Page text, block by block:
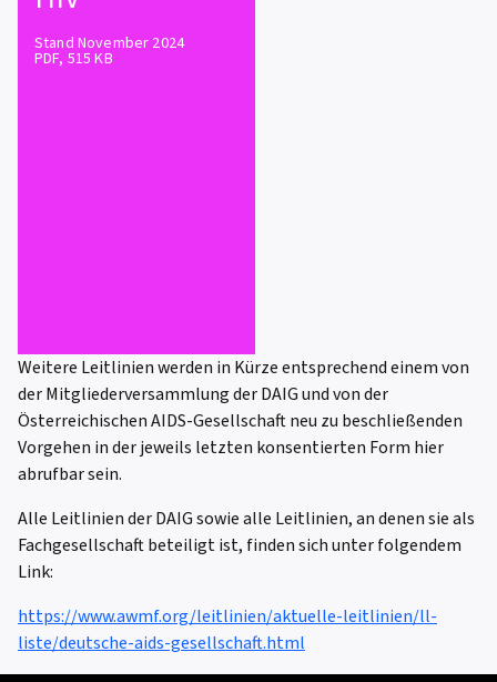
Stand November 2024
PDF, 515 KB
Weitere Leitlinien werden in Kürze entsprechend einem von
der Mitgliederversammlung der DAIG und von der
Österreichischen AIDS-Gesellschaft neu zu beschließenden
Vorgehen in der jeweils letzten konsentierten Form hier
abrufbar sein.
Alle Leitlinien der DAIG sowie alle Leitlinien, an denen sie als
Fachgesellschaft beteiligt ist, finden sich unter folgendem
Link:
https://www.awmf.org/leitlinien/aktuelle-leitlinien/ll-
liste/deutsche-aids-gesellschaft.html